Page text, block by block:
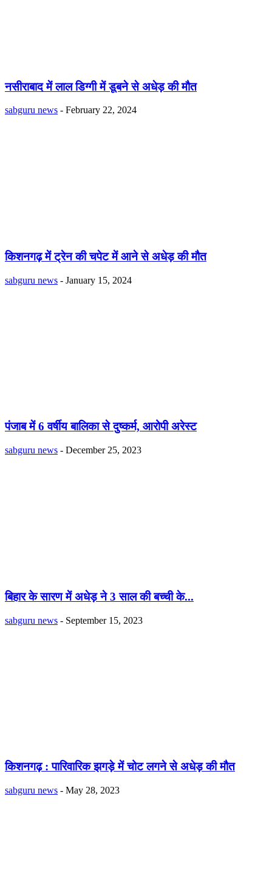
नसीराबाद में लाल डिग्गी में डूबने से अधेड़ की मौत
sabguru news - February 22, 2024
किशनगढ़ में ट्रेन की चपेट में आने से अधेड़ की मौत
sabguru news - January 15, 2024
पंजाब में 6 वर्षीय बालिका से दुष्कर्म, आरोपी अरेस्ट
sabguru news - December 25, 2023
बिहार के सारण में अधेड़ ने 3 साल की बच्ची के...
sabguru news - September 15, 2023
किशनगढ़ : पारिवारिक झगड़े में चोट लगने से अधेड़ की मौत
sabguru news - May 28, 2023